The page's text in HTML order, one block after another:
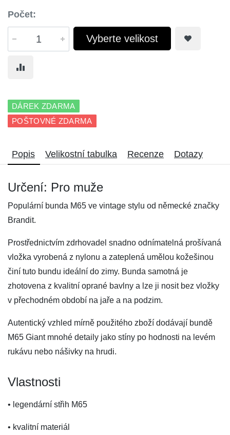
Počet:
Vyberte velikost
DÁREK ZDARMA
POŠTOVNÉ ZDARMA
Popis Velikostní tabulka Recenze Dotazy
Určení: Pro muže
Populární bunda M65 ve vintage stylu od německé značky
Brandit.
Prostřednictvím zdrhovadel snadno odnímatelná prošívaná
vložka vyrobená z nylonu a zateplená umělou kožešinou
činí tuto bundu ideální do zimy. Bunda samotná je
zhotovena z kvalitní oprané bavlny a lze ji nosit bez vložky
v přechodném období na jaře a na podzim.
Autentický vzhled mírně použitého zboží dodávají bundě
M65 Giant mnohé detaily jako stíny po hodnosti na levém
rukávu nebo nášivky na hrudi.
Vlastnosti
• legendární střih M65
• kvalitní materiál